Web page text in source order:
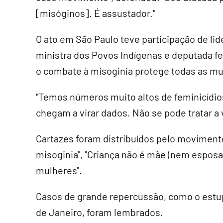
[misóginos]. É assustador."
O ato em São Paulo teve participação de
ministra dos Povos Indígenas e deputada
o combate à misoginia protege todas as
"Temos números muito altos de
chegam a virar dados. Não se pode tratar
Cartazes foram distribuídos pelo
misoginia", "Criança não é mãe (nem
mulheres".
Casos de grande repercussão, como o
de Janeiro, foram lembrados.